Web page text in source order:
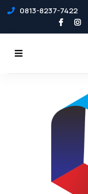
0813-8237-7422